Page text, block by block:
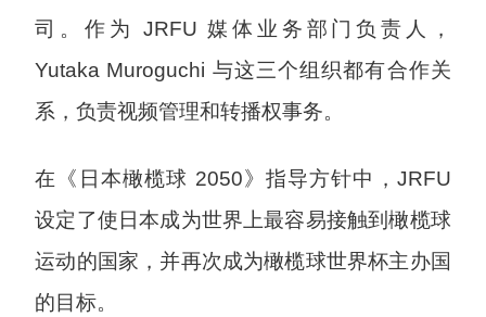
司。作为 JRFU 媒体业务部门负责人，
Yutaka Muroguchi 与这三个组织都有合作关
系，负责视频管理和转播权事务。
在《日本橄榄球 2050》指导方针中，JRFU
设定了使日本成为世界上最容易接触到橄榄球
运动的国家，并再次成为橄榄球世界杯主办国
的目标。